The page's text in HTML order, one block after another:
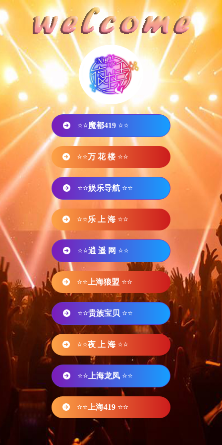
⭐⭐魔都419 ⭐⭐
⭐⭐万 花 楼 ⭐⭐
⭐⭐娱乐导航 ⭐⭐
⭐⭐乐 上 海 ⭐⭐
⭐⭐逍 遥 网 ⭐⭐
⭐⭐ 上海狼盟 ⭐⭐
⭐⭐贵族宝贝 ⭐⭐
⭐⭐夜 上 海 ⭐⭐
⭐⭐ 上海龙凤 ⭐⭐
⭐⭐ 上海419 ⭐⭐